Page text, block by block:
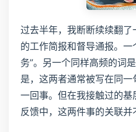
过去半年，我断断续续翻
的工作简报和督导通报。
务”。另一个同样高频的词
是，这两者通常被写在同
一回事。但在我接触过的
反馈中，这两件事的关联并